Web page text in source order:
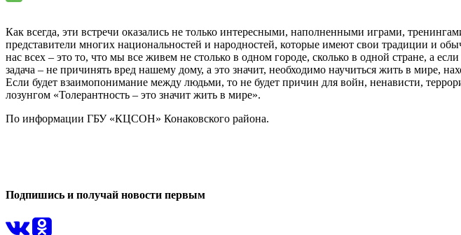
Как всегда, эти встречи оказались не только интересными, наполненными играми,
представители многих национальностей и народностей, которые имеют свои традиции и
нас всех – это то, что мы все живем не столько в одном городе, сколько в одной стране, а
задача – не причинять вред нашему дому, а это значит, необходимо научиться жить в мире,
Если будет взаимопонимание между людьми, то не будет причин для войн, ненависти,
лозунгом «Толерантность – это значит жить в мире».
По информации ГБУ «КЦСОН» Конаковского района.
Подпишись и получай новости первым